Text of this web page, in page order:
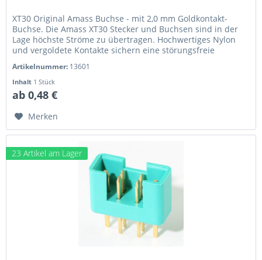
XT30 Original Amass Buchse - mit 2,0 mm Goldkontakt-
Buchse. Die Amass XT30 Stecker und Buchsen sind in der
Lage höchste Ströme zu übertragen. Hochwertiges Nylon
und vergoldete Kontakte sichern eine störungsfreie
Artikelnummer: 13601
Inhalt 1 Stück
ab 0,48 €
Merken
23 Artikel am Lager